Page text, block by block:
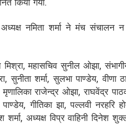
किया गया.
नमिता शर्मा ने मंच संचालन न
महासचिव सुनील ओझा,
सुनीता शर्मा, सुलभा पाण्डेय, वीणा
राजेन्द्र ओझा, राघवेंद्र
गीतिका झा, पल्लवी नरहरि
अध्यक्ष विप्र वाहिनी दिनेश